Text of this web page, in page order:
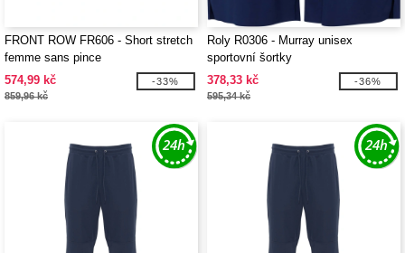
FRONT ROW FR606 - Short stretch
femme sans pince
574,99 kč
859,96 kč
-33%
Roly R0306 - Murray unisex
sportovní šortky
378,33 kč
595,34 kč
-36%